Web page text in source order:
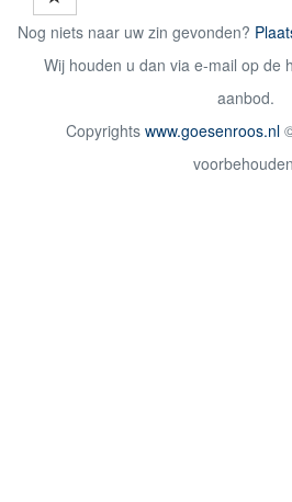
Nog niets naar uw zin gevonden?
Wij houden u dan via e-mail op de
aanbod.
Copyrights www.goesenroos.nl